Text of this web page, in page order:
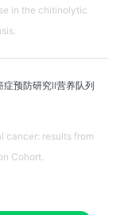
in the chitinolytic
预防研究II营养队列
cancer: results from
Cohort.